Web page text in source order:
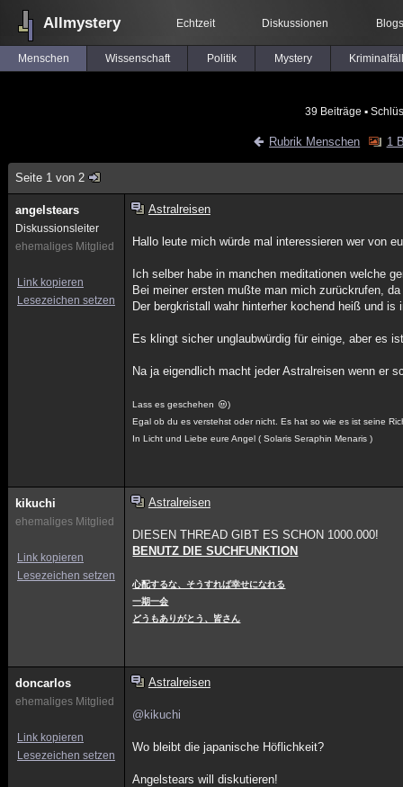
Allmystery Echtzeit Diskussionen Blogs
Menschen Wissenschaft Politik Mystery
39 Beiträge ▪
Rubrik Menschen 1
Seite 1 von 2
angelstears
Diskussionsleiter
ehemaliges Mitglied
Link kopieren
Lesezeichen setzen
Astralreisen
Hallo leute mich würde mal interessieren wer von
Ich selber habe in manchen meditationen welche
Bei meiner ersten mußte man mich zurückrufen,
Der bergkristall wahr hinterher kochend heiß und
Es klingt sicher unglaubwürdig für einige, aber es
Na ja eigendlich macht jeder Astralreisen wenn er
Lass es geschehen
)
Egal ob du es verstehst oder nicht. Es hat so wie es ist seine
In Licht und Liebe eure Angel ( Solaris Seraphin Menaris )
kikuchi
ehemaliges Mitglied
Link kopieren
Lesezeichen setzen
Astralreisen
DIESEN THREAD GIBT ES SCHON 1000.000!
BENUTZ DIE SUCHFUNKTION
心配するな、そうすれば幸せになれる
一期一会
どうもありがとう、皆さん
doncarlos
ehemaliges Mitglied
Link kopieren
Lesezeichen setzen
Astralreisen
@kikuchi
Wo bleibt die japanische Höflichkeit?
Angelstears will diskutieren!